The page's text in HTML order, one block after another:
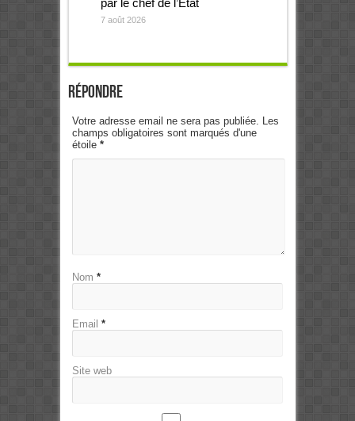
par le chef de l’Etat
7 août 2026
Répondre
Votre adresse email ne sera pas publiée. Les
champs obligatoires sont marqués d'une
étoile *
Nom *
Email *
Site web